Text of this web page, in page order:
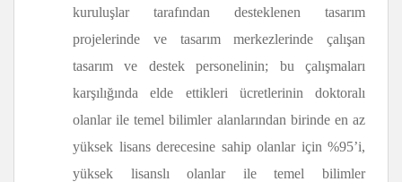
kuruluşlar tarafından desteklenen tasarım
projelerinde ve tasarım merkezlerinde çalışan
tasarım ve destek personelinin; bu çalışmaları
karşılığında elde ettikleri ücretlerinin doktoralı
olanlar ile temel bilimler alanlarından birinde en az
yüksek lisans derecesine sahip olanlar için %95’i,
yüksek lisanslı olanlar ile temel bilimler